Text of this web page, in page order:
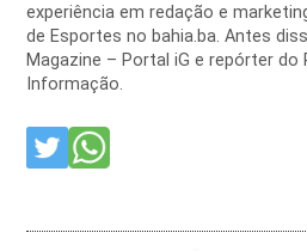
experiência em redação e
de Esportes no bahia.ba. Antes
Magazine – Portal iG e repórter do
Informação.